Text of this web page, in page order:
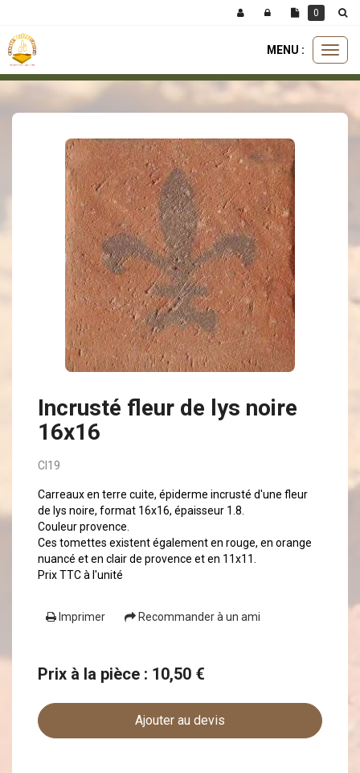
MENU :
carreaux
Incrusté fleur de lys noire
16x16
CI19
Carreaux en terre cuite, épiderme incrusté d'une fleur
de lys noire, format 16x16, épaisseur 1.8.
Couleur provence.
Ces tomettes existent également en rouge, en orange
nuancé et en clair de provence et en 11x11.
Prix TTC à l'unité
Imprimer Recommander à un ami
Prix à la pièce : 10,50 €
Ajouter au devis
0